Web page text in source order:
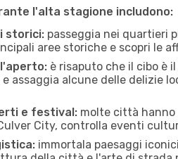
l'alta stagione includono:
storici: passeggia nei quartieri
aree storiche e scopri le
è risaputo che il cibo è
assaggia alcune delle delizie
e festival: molte città
City, controlla eventi
immortala paesaggi